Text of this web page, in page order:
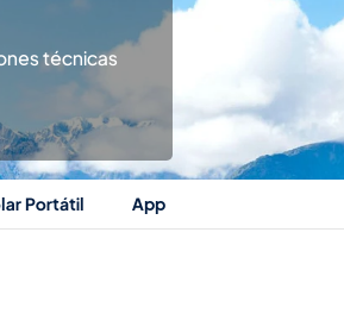
técnicas
Portátil App